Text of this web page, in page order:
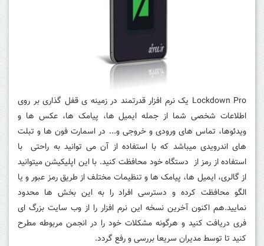
Lockdown Pro یک نرم افزار قدرتمند در زمینه ی قفل گذاری بر روی
اطلاعات شخصی شما از جمله ایمیل ها، پیامک ها، عکس ها و
ویدئوها، تماس های ورودی و خروجی و... در اسمارت فون ها و تبلت
های اندرویدی ميباشد که با استفاده از آن می توانید به راحتی با
استفاده از رمز از دستگاه خود محافظت کنید. با اين اپليكيشن ميتوانید
از گالری، ایمیل ها، پیامک ها و تنظیمات مختلف از طریق رمز عبور و یا
الگو محافظت کرده و دسترسی افراد را به اين بخش ها محدود
نمایید.هم اکنون آخرین نسخه این نرم افزار را از وب سایت بزرگ ای
فری دریافت کنید و هرگونه مشکلات خود را در انجمن مربوطه مطرح
کنید تا توسط مدیران سریعا بررسی و رفع گردد.